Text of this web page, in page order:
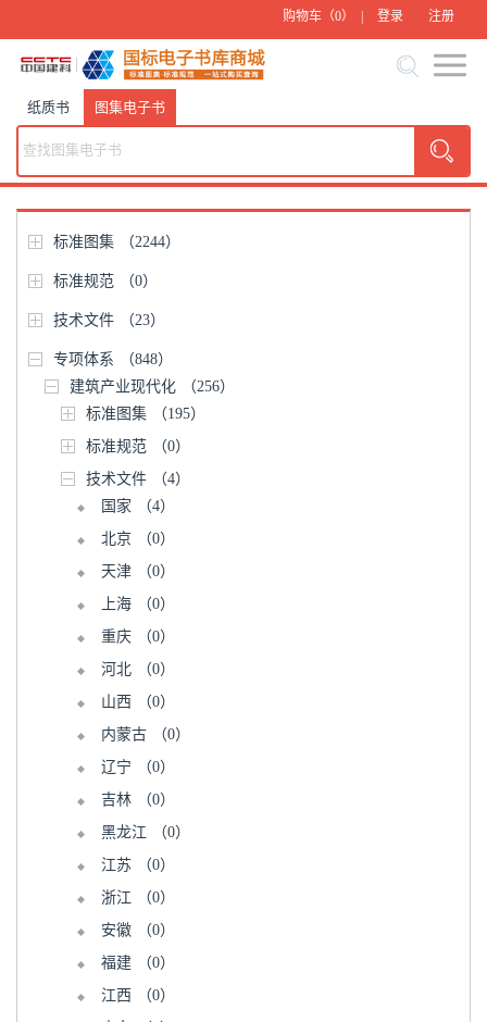
购物车（0） | 登录 注册
纸质书 图集电子书
标准图集 （2244）
标准规范 （0）
技术文件 （23）
专项体系
（848）
建筑产业现代化
（256）
标准图集
（195）
标准规范
（0）
技术文件
（4）
国家
（4）
北京
（0）
天津
（0）
上海
（0）
重庆
（0）
河北
（0）
山西
（0）
内蒙古
（0）
辽宁
（0）
吉林
（0）
黑龙江
（0）
江苏
（0）
浙江
（0）
安徽
（0）
福建
（0）
江西
（0）